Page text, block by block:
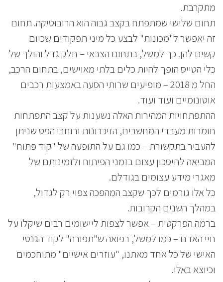
מתקרבת.
תחום שלישי שמתפתח בקצב גבוה הוא הרובוטיקה. תחום
זה יאפשר ל"מכונות" לבצע כל מיני תפקודים שכיום
קשים להן. כך למשל, בתחום הצבאי – חלק גדל והולך של
כלי הטייס הופך להיות כלים בלתי מאוישים, בתחום הרכב,
החל מ 2018 – מופיעים שרותי הסעה באמצעות רכבים
אוטונומיים ועוד ועוד.
ההתפתחויות המהירות האלה נשענות על קצב התפתחות
חומרות מעבדי המחשבים, הזיכרונות ורוחבי הפס שניתן
להעביר בתקשורת – כמו גם על התופעה של "קוד פתוח"
המביאה לחיסכון עצום בזמני הפיתוח ולזמינותם של
מאגרי מידע עצומים בגודלם.
כל אלו גורמים לכך שקצב המהפכה צפוי רק לגדול,
במהלך השנים הקרובות.
ברמה הפרקטית – אפשר לצפות ליישומים רבים שיקלו על
חיי האדם – כמו למשל, רפואה ש"תפורה" לקוד הגנטי
האישי של כל אחד מאתנו, "עוזרים אישיים" מתוחכמים
וכיוצא באלו.